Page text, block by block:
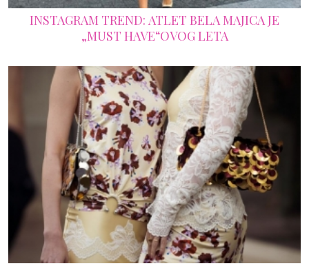
INSTAGRAM TREND: ATLET BELA MAJICA JE
„MUST HAVE“OVOG LETA